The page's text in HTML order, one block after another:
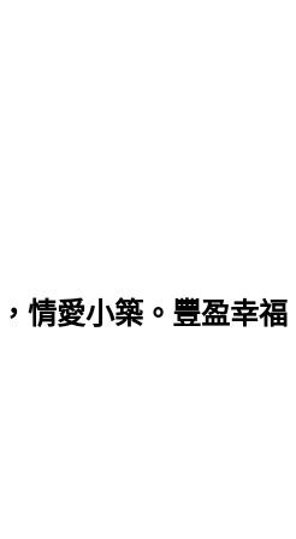
情愛小築。豐盈幸